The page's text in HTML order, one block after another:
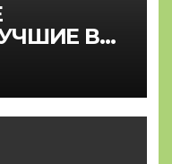
В
КРАЕ⚽